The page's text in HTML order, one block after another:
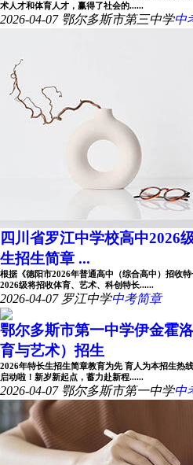
术人才和体育人才，赢得了社会的......
2026-04-07 鄂尔多斯市第三中学中
四川省罗江中学校高中2026
生招生简章 ...
根据《德阳市2026年普通高中（综合高中）招收
2026级将招收体育、艺术、科创特长......
2026-04-07 罗江中学中考简章
鄂尔多斯市第一中学伊金霍
育与艺术）招生
2026年特长生招生简章教育为先 育人为本招生热
启动啦！新岁新起点，蓄力赴新程......
2026-04-07 鄂尔多斯市第一中学中